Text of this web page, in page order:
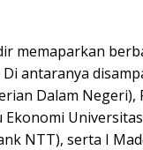
memaparkan
antaranya
Dalam Negeri),
NTT), serta I